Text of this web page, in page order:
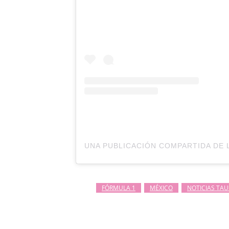
FÓRMULA 1 MÉXICO NOTICIAS